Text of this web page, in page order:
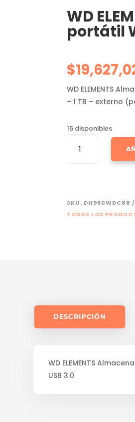
WD
portátil
$
WD ELEMENTS
– 1 TB – externo
15 disponibles
ELEMENTS
ALMACENAMIENTO
CANTIDAD
SKU: DH960WDC88
TODOS LOS
DESCRIPCIÓN
WD ELEMENTS
USB 3.0